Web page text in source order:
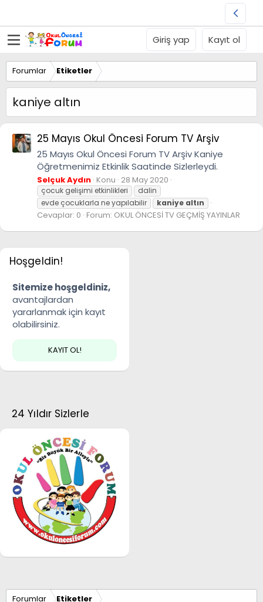
Giriş yap Kayıt ol
Forumlar Etiketler
kaniye altın
25 Mayıs Okul Öncesi Forum TV Arşiv
25 Mayıs Okul Öncesi Forum TV Arşiv Kaniye
Öğretmenimiz Etkinlik Saatinde Sizlerleydi.
Selçuk Aydın Konu 28 May 2020
çocuk gelişimi etkinlikleri
dalin
evde çocuklarla ne yapılabilir
kaniye altın
Cevaplar: 0 Forum: OKUL ÖNCESİ TV GEÇMİŞ YAYINLAR
Hoşgeldin!
Sitemize hoşgeldiniz,
avantajlardan
yararlanmak için kayıt
olabilirsiniz.
KAYIT OL!
24 Yıldır Sizlerle
Forumlar Etiketler